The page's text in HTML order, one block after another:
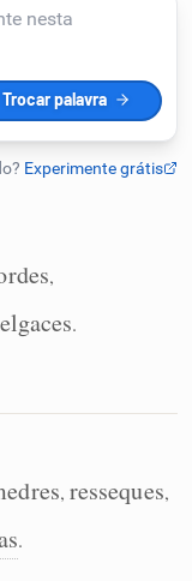
,
.
, resseques,
.